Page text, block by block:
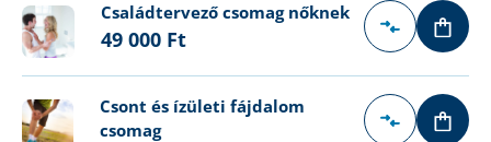
Családtervező csomag nőknek
49 000 Ft
Csont és ízületi fájdalom
csomag